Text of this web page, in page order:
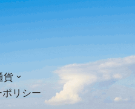
貨
リシー